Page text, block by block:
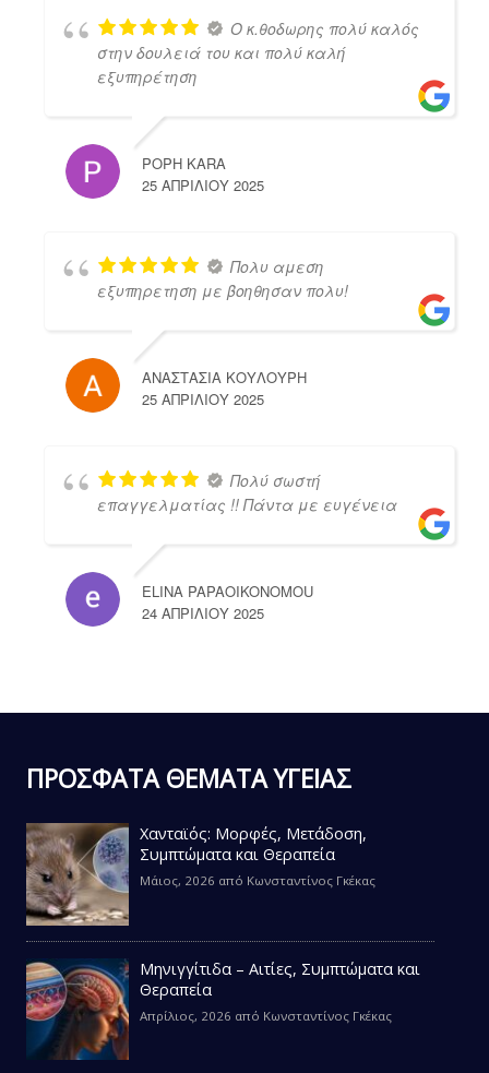
Ο κ.θοδωρης πολύ καλός
στην δουλειά του και πολύ καλή
εξυπηρέτηση
POPH KARA
25 ΑΠΡΙΛΊΟΥ 2025
Πολυ αμεση
εξυπηρετηση με βοηθησαν πολυ!
ΑΝΑΣΤΑΣΙΑ ΚΟΥΛΟΥΡΗ
25 ΑΠΡΙΛΊΟΥ 2025
Πολύ σωστή
επαγγελματίας !! Πάντα με ευγένεια
ELINA PAPAOIKONOMOU
24 ΑΠΡΙΛΊΟΥ 2025
ΠΡΟΣΦΑΤΑ ΘΕΜΑΤΑ ΥΓΕΙΑΣ
Χανταϊός: Μορφές, Μετάδοση,
Συμπτώματα και Θεραπεία
Μάιος, 2026 από Κωνσταντίνος Γκέκας
Μηνιγγίτιδα – Αιτίες, Συμπτώματα και
Θεραπεία
Απρίλιος, 2026 από Κωνσταντίνος Γκέκας